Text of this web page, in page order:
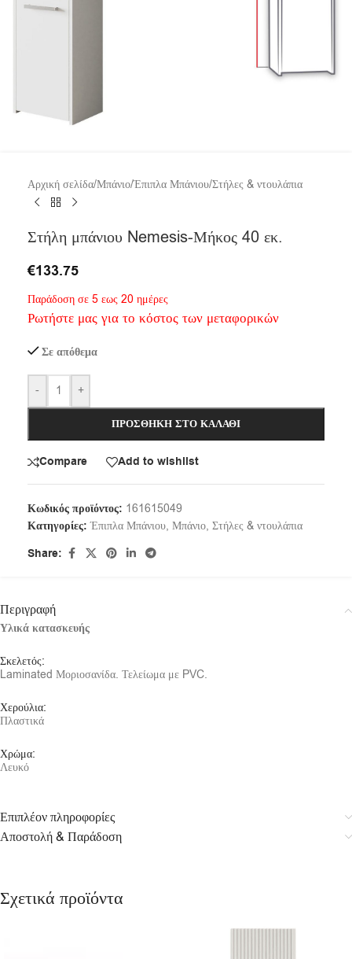
Αρχική σελίδα/Μπάνιο/Έπιπλα Μπάνιου/Στήλες & ντουλάπια
Στήλη μπάνιου Nemesis-Μήκος 40 εκ.
€133.75
Παράδοση σε 5 εως 20 ημέρες
Ρωτήστε μας για το κόστος των μεταφορικών
Σε απόθεμα
- +
ΠΡΟΣΘΉΚΗ ΣΤΟ ΚΑΛΆΘΙ
Compare Add to wishlist
Κωδικός προϊόντος: 161615049
Κατηγορίες: Έπιπλα Μπάνιου, Μπάνιο, Στήλες & ντουλάπια
Share:
Περιγραφή
Υλικά κατασκευής
Σκελετός:
Laminated Μοριοσανίδα. Τελείωμα με PVC.
Χερούλια:
Πλαστικά
Χρώμα:
Λευκό
Επιπλέον πληροφορίες
Αποστολή & Παράδοση
Σχετικά προϊόντα